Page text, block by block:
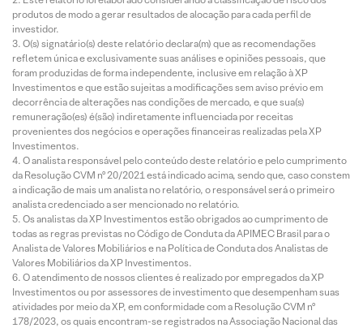
produtos de modo a gerar resultados de alocação para cada perfil de
investidor.
O(s) signatário(s) deste relatório declara(m) que as recomendações
refletem única e exclusivamente suas análises e opiniões pessoais, que
foram produzidas de forma independente, inclusive em relação à XP
Investimentos e que estão sujeitas a modificações sem aviso prévio em
decorrência de alterações nas condições de mercado, e que sua(s)
remuneração(es) é(são) indiretamente influenciada por receitas
provenientes dos negócios e operações financeiras realizadas pela XP
Investimentos.
O analista responsável pelo conteúdo deste relatório e pelo cumprimento
da Resolução CVM nº 20/2021 está indicado acima, sendo que, caso constem
a indicação de mais um analista no relatório, o responsável será o primeiro
analista credenciado a ser mencionado no relatório.
Os analistas da XP Investimentos estão obrigados ao cumprimento de
todas as regras previstas no Código de Conduta da APIMEC Brasil para o
Analista de Valores Mobiliários e na Política de Conduta dos Analistas de
Valores Mobiliários da XP Investimentos.
O atendimento de nossos clientes é realizado por empregados da XP
Investimentos ou por assessores de investimento que desempenham suas
atividades por meio da XP, em conformidade com a Resolução CVM nº
178/2023, os quais encontram-se registrados na Associação Nacional das